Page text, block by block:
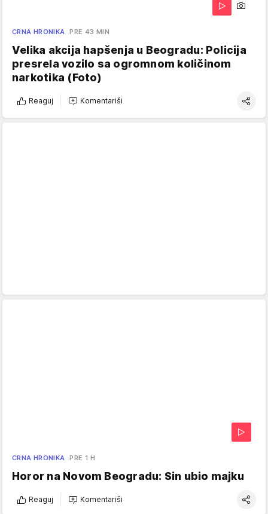
CRNA HRONIKA PRE 43 MIN
Velika akcija hapšenja u Beogradu: Policija
presrela vozilo sa ogromnom količinom
narkotika (Foto)
Reaguj Komentariši
CRNA HRONIKA PRE 1 H
Horor na Novom Beogradu: Sin ubio majku
Reaguj Komentariši